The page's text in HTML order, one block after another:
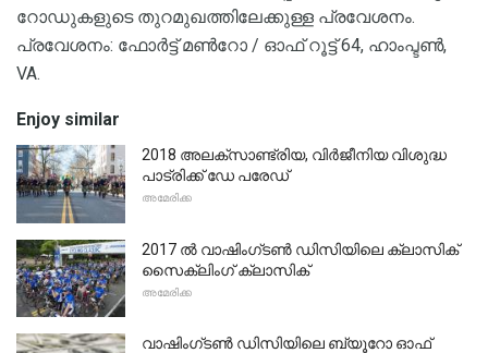
റോഡുകളുടെ തുറമുഖത്തിലേക്കുള്ള പ്രവേശനം.
പ്രവേശനം: ഫോർട്ട് മൺറോ / ഓഫ് റൂട്ട് 64, ഹാംപ്ടൺ,
VA.
Enjoy similar
2018 അലക്സാണ്ട്രിയ, വിർജീനിയ വിശുദ്ധ
പാട്രിക്ക് ഡേ പരേഡ്
അമേരിക്ക
2017 ൽ വാഷിംഗ്ടൺ ഡിസിയിലെ ക്ലാസിക്
സൈക്ലിംഗ് ക്ലാസിക്
അമേരിക്ക
വാഷിംഗ്ടൺ ഡിസിയിലെ ബ്യൂറോ ഓഫ്